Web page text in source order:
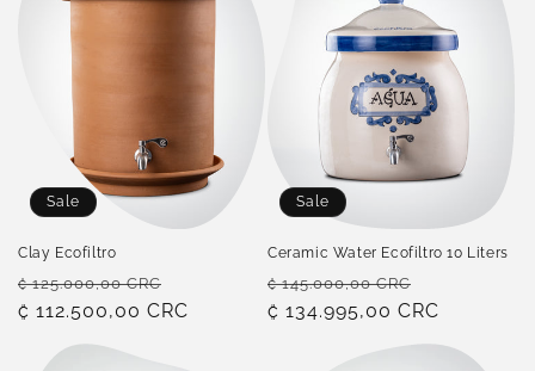
Sale
Clay Ecofiltro
Regular
price
₡ 125.000,00 CRC
price
₡ 112.500,00 CRC
Sale
Ceramic Water Ecofiltro 10 Liters
Regular
price
₡ 145.000,00 CRC
price
₡ 134.995,00 CRC